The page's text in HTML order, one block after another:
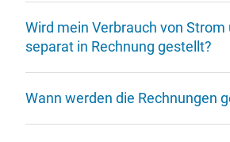
Wird mein Verbrauch von Strom
separat in Rechnung gestellt?
Wann werden die Rechnungen